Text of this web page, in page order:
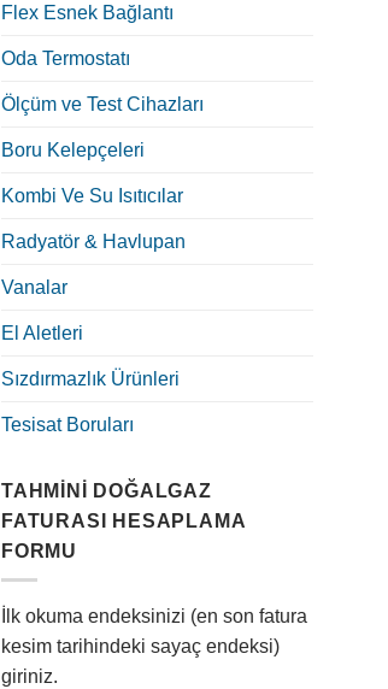
Flex Esnek Bağlantı
Oda Termostatı
Ölçüm ve Test Cihazları
Boru Kelepçeleri
Kombi Ve Su Isıtıcılar
Radyatör & Havlupan
Vanalar
El Aletleri
Sızdırmazlık Ürünleri
Tesisat Boruları
TAHMINI DOĞALGAZ
FATURASI HESAPLAMA
FORMU
İlk okuma endeksinizi (en son fatura
kesim tarihindeki sayaç endeksi)
giriniz.